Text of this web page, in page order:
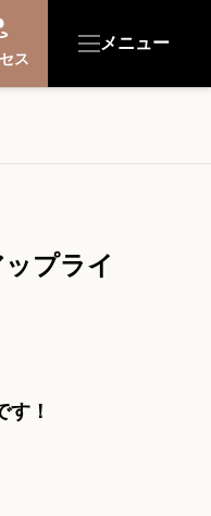
ス
メニュー
プライ
！